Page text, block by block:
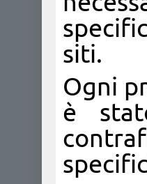
siti.
Ogni
è